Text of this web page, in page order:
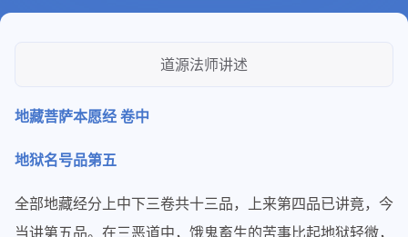
道源法师讲述
地藏菩萨本愿经 卷中
地狱名号品第五
全部地藏经分上中下三卷共十三品，上来第四品已讲竟，今
当讲第五品。在三恶道中，饿鬼畜生的苦事比起地狱轻微，